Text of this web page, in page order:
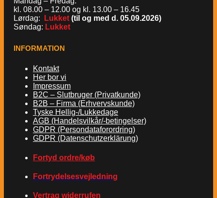
kl. 08.00 – 12.00 og kl. 13.00 – 16.45
Lørdag:
Lukket (til og med d. 05.09.2026)
Søndag: Lukket
INFORMATION
Kontakt
Her bor vi
Impressum
B2C – Slutbruger (Privatkunde)
B2B – Firma (Erhvervskunde)
Tyske Hellig-/Lukkedage
AGB (Handelsvilkår/-betingelser)
GDPR (Persondataforordring)
GDPR (Datenschutzerklärung)
Fortyd ordre/køb
Fortrydelsesvejledning
Vertrag widerrufen